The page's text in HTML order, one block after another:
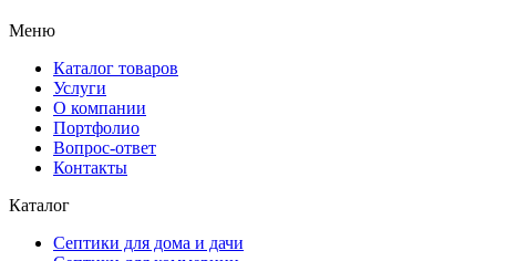
Меню
Каталог товаров
Услуги
О компании
Портфолио
Вопрос-ответ
Контакты
Каталог
Септики для дома и дачи